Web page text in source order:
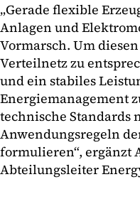
„Gerade flexible
Anlagen und
Vormarsch. Um
Verteilnetz zu
und ein stabiles
Energiemanagement
technische Standards
Anwendungsregeln
formulieren“, ergänzt
Abteilungsleiter